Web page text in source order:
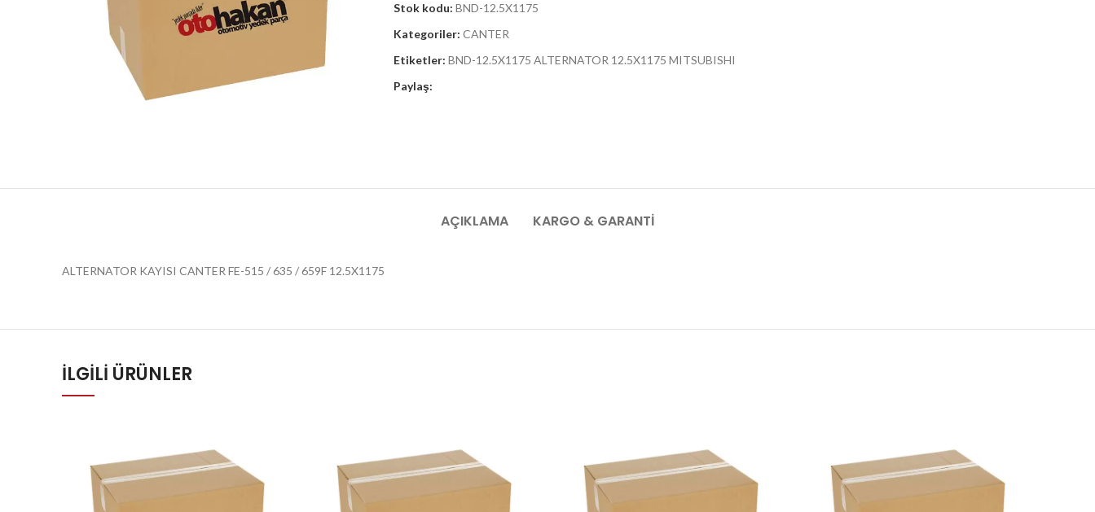
Stok kodu:BND-12.5X1175
Kategoriler: CANTER
Etiketler: BND-12.5X1175 ALTERNATOR 12.5X1175 MITSUBISHI
Paylaş:
AÇIKLAMA KARGO & GARANTI
ALTERNATOR KAYISI CANTER FE-515 / 635 / 659F 12.5X1175
İLGILI ÜRÜNLER